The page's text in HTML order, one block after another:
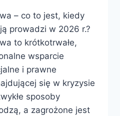
– co to jest, kiedy
prowadzi w 2026 r.?
to krótkotrwałe,
wsparcie
i prawne
się w kryzysie
sposoby
a zagrożone jest